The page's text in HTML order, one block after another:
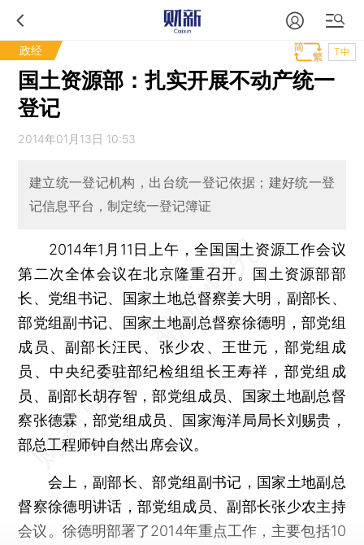
政经 T中
国土资源部：扎实开展不动产统一
登记
2014年01月13日 10:53
建立统一登记机构，出台统一登记依据；建好统一登
记信息平台，制定统一登记簿证
2014年1月11日上午，全国国土资源工作会议
第二次全体会议在北京隆重召开。国土资源部部
长、党组书记、国家土地总督察姜大明，副部长、
部党组副书记、国家土地副总督察徐德明，部党组
成员、副部长汪民、张少农、王世元，部党组成
员、中央纪委驻部纪检组组长王寿祥，部党组成
员、副部长胡存智，部党组成员、国家土地副总督
察张德霖，部党组成员、国家海洋局局长刘赐贵，
部总工程师钟自然出席会议。
会上，副部长、部党组副书记，国家土地副总
督察徐德明讲话，部党组成员、副部长张少农主持
会议。徐德明部署了2014年重点工作，主要包括10